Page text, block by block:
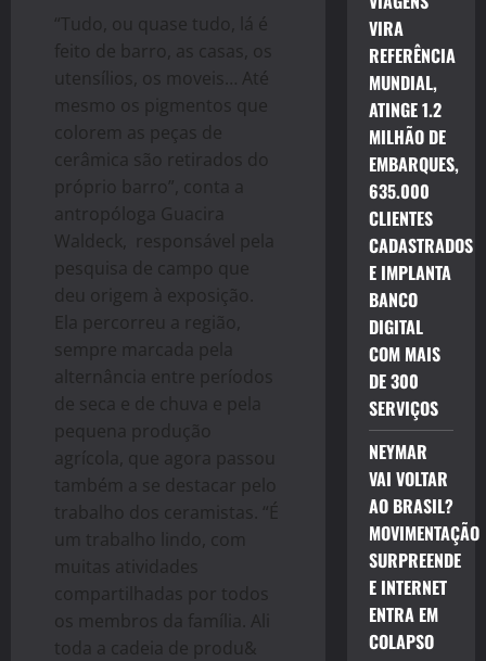
“Tudo, ou quase tudo, lá é
feito de barro, as casas, os
utensílios, os moveis… Até
mesmo os pigmentos que
colorem as peças de
cerâmica são retirados do
próprio barro”, conta a
antropóloga Guacira
Waldeck, responsável pela
pesquisa de campo que
deu origem à exposição.
Ela percorreu a região,
sempre marcada pela
alternância entre períodos
de seca e de chuva e pela
pequena produção
agrícola, que agora passou
também a se destacar pelo
trabalho dos ceramistas. “É
um trabalho lindo, com
muitas atividades
compartilhadas por todos
os membros da família. Ali
toda a cadeia de produ&
VIRA
REFERÊNCIA
MUNDIAL,
ATINGE 1.2
MILHÃO DE
EMBARQUES,
635.000
CLIENTES
CADASTRADOS
E IMPLANTA
BANCO
DIGITAL
COM MAIS
DE 300
SERVIÇOS
NEYMAR
VAI VOLTAR
AO BRASIL?
MOVIMENTAÇÃO
SURPREENDE
E INTERNET
ENTRA EM
COLAPSO